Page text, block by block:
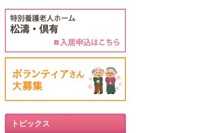
トピックス